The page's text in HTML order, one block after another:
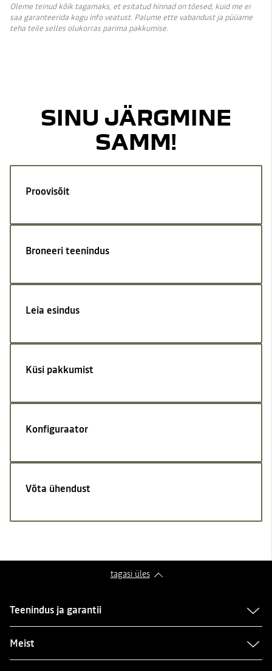
Oleme teinud kõik tagamaks, et esitatud hinnad on tõesed, kuid me ei
saa garanteerida kogu info veatust. Palume ette vabandust ja püüame
teha teile selles olukorras parima pakkumise.
SINU JÄRGMINE
SAMM!
Proovisõit
Broneeri teenindus
Leia esindus
Küsi pakkumist
Konfiguraator
Võta ühendust
tagasi üles
Teenindus ja garantii
Meist